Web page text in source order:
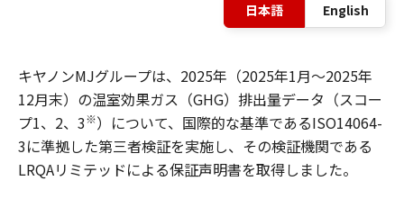
日本語 English
キヤノンMJグループは、2025年（2025年1月～2025年
12月末）の温室効果ガス（GHG）排出量データ（スコー
プ1、2、3※）について、国際的な基準であるISO14064-
3に準拠した第三者検証を実施し、その検証機関である
LRQAリミテッドによる保証声明書を取得しました。